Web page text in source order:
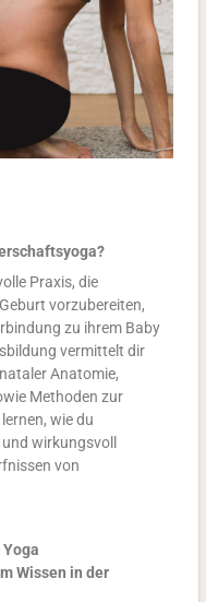
Praxis, die
vorzubereiten,
zu ihrem Baby
vermittelt dir
Anatomie,
Methoden zur
wie du
wirkungsvoll
von
Wissen in der